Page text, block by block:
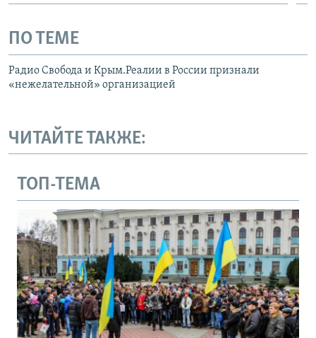
ПО ТЕМЕ
Радио Свобода и Крым.Реалии в России признали
«нежелательной» организацией
ЧИТАЙТЕ ТАКЖЕ:
ТОП-ТЕМА